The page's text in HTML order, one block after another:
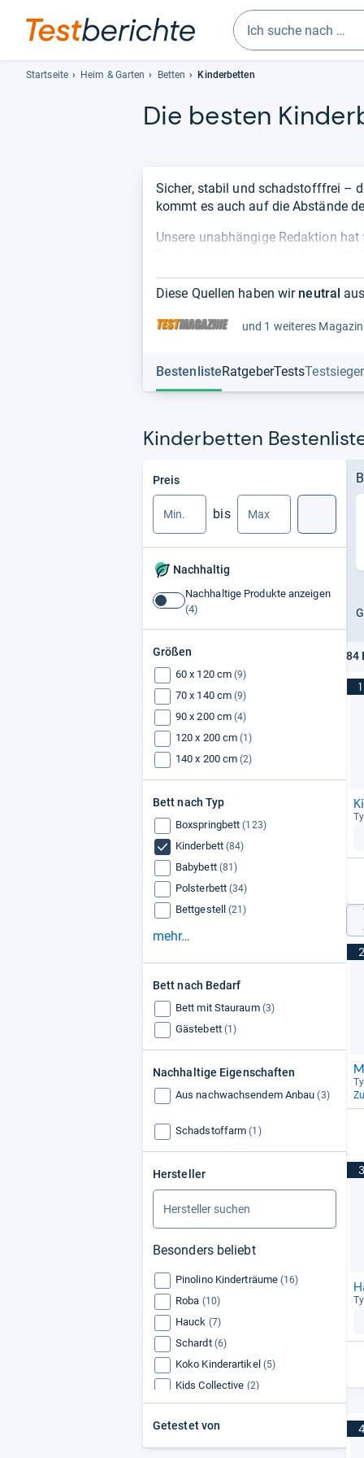
Geben
Sie
drei
Zeichen
erscheinen
automatisch
lassen
den
auswählen.
Startseite Heim & Garten Betten Kinderbetten
Die bes­ten
Sicher, stabil und schadstofffrei –
kommt es auch auf die Abstände
Unsere unabhängige Redaktion
KinderKraft Sofi mit der Note 1,3.
Diese Quellen haben wir neutral
und 1 weiteres Magazin
BestenlisteRatgeberTestsTestsieger
Kinderbetten
Preis
bis
Nachhaltig
Nachhaltige
Nachhaltige Produkte anzeigen
Größen
60 x 120 cm (9)
70 x 140 cm (9)
90 x 200 cm (4)
120 x 200 cm (1)
140 x 200 cm (2)
Bett nach Typ
Boxspringbett (123)
Kinderbett (84)
Babybett (81)
Polsterbett (34)
Bettgestell (21)
mehr…
Bett nach Bedarf
Bett mit Stauraum (3)
Gästebett (1)
Nachhaltige Eigenschaften
Aus nachwachsendem Anbau (3)
Schadstoffarm (1)
Hersteller
Besonders beliebt
Pinolino Kinderträume (16)
Roba (10)
Hauck (7)
Schardt (6)
Koko Kinderartikel (5)
Kids Collective (2)
Baby-Delux (2)
Lionelo (2)
KinderKraft (2)
Getestet von
84
1